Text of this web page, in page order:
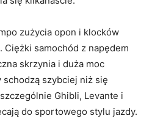
zużycia opon i klocków
samochód z napędem
skrzynia i duża moc
szybciej niż się
Ghibli, Levante i
do sportowego stylu jazdy.